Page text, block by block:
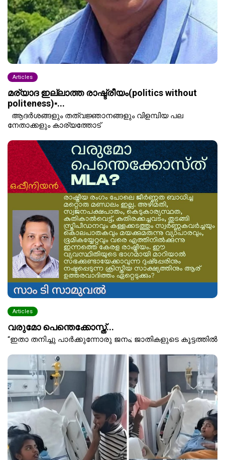
Articles
മര്യാദ ഇല്ലാത്ത രാഷ്ട്രീയം(politics without
politeness)▪️...
ആദർശങ്ങളും തത്വജ്ഞാനങ്ങളും വിളമ്പിയ പല
നേതാക്കളും കാര്യത്തോട്
Articles
വരുമോ പെന്തെക്കോസ്ത്...
“ഇതാ തനിച്ചു പാർക്കുന്നോരു ജനം; ജാതികളുടെ കൂട്ടത്തിൽ